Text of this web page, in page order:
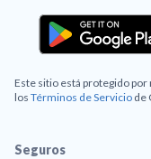
Este sitio está protegido por
los Términos de Servicio de
Seguros